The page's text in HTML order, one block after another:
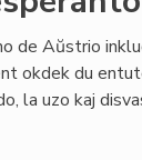
de Aŭstrio
okdek du
la uzo kaj